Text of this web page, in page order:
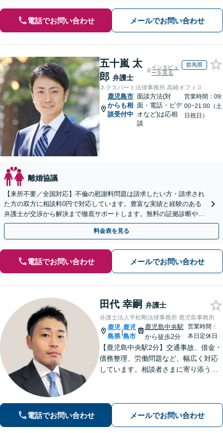
電話でお問い合わせ メールでお問い合わせ
五十嵐 太
郎 弁護士
インタビュ
ーを見る
群馬県
ネクスパート法律事務所 高崎オフィス
鹿児島市
からも相
談受付中
面談方法(対
面・電話・ビデ
オなど)は応相
談
営業時間：09:
00~21:00（土
日祝日）
離婚協議
【来所不要／全国対応】不倫の慰謝料問題は請求したい方・請求され
た方の双方に相談料0円で対応しています。豊富な実績と経験のある
弁護士が交渉から解決まで徹底サポートします。無料の証拠診断や着
手金の返還保証もありますので安心してご相談ください。
料金表を見る
電話でお問い合わせ メールでお問い合わせ
田代 幸嗣 弁護士
弁護士法人平松剛法律事務所 鹿児島事務所
鹿児
島県
|
鹿児
島市
鹿児島中央駅
から徒歩2分
営業時間：
本日定休日
【鹿児島中央駅2分】交通事故、借金・
債務整理、労働問題など、幅広く対応
しています。相談者さまに寄り添うこ
ください。【弁護士歴10年以上】
電話でお問い合わせ メールでお問い合わせ